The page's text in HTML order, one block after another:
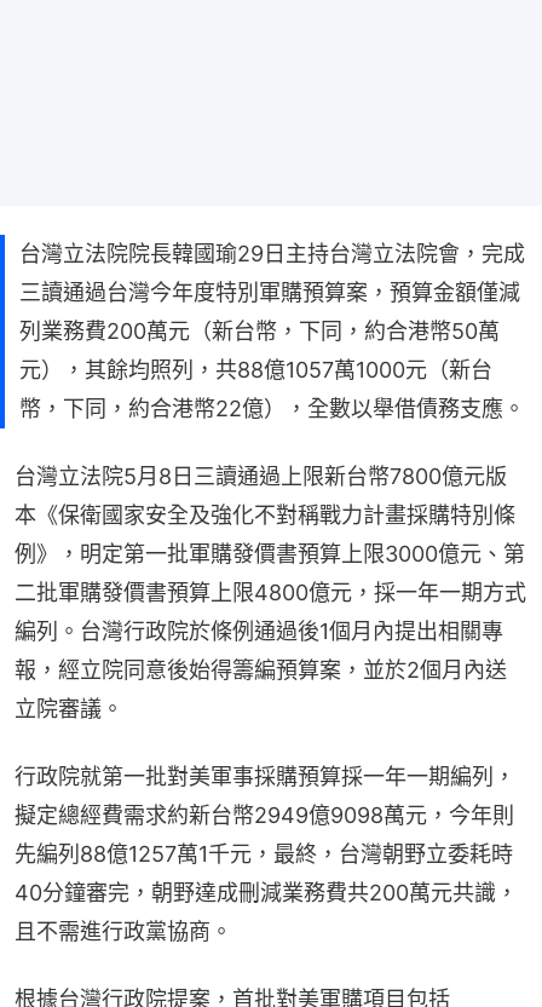
台灣立法院院長韓國瑜29日主持台灣立法院會，完成
三讀通過台灣今年度特別軍購預算案，預算金額僅減
列業務費200萬元（新台幣，下同，約合港幣50萬
元），其餘均照列，共88億1057萬1000元（新台
幣，下同，約合港幣22億），全數以舉借債務支應。
台灣立法院5月8日三讀通過上限新台幣7800億元版
本《保衛國家安全及強化不對稱戰力計畫採購特別條
例》，明定第一批軍購發價書預算上限3000億元、第
二批軍購發價書預算上限4800億元，採一年一期方式
編列。台灣行政院於條例通過後1個月內提出相關專
報，經立院同意後始得籌編預算案，並於2個月內送
立院審議。
行政院就第一批對美軍事採購預算採一年一期編列，
擬定總經費需求約新台幣2949億9098萬元，今年則
先編列88億1257萬1千元，最終，台灣朝野立委耗時
40分鐘審完，朝野達成刪減業務費共200萬元共識，
且不需進行政黨協商。
根據台灣行政院提案，首批對美軍購項目包括